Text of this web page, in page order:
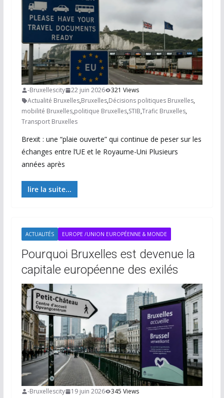
-Bruxellescity 22 juin 2026
321 Views
Actualité Bruxelles,Bruxelles,Décisions politiques Bruxelles,
mobilité Bruxelles,politique Bruxelles,STIB,Trafic Bruxelles,
Transport Bruxelles
Brexit : une “plaie ouverte” qui continue de peser sur les
échanges entre l’UE et le Royaume-Uni Plusieurs
années après
lire la suite...
ACTUALITÉS EUROPE /UNION EUROPÉENNE & MONDE
Pourquoi Bruxelles est devenue la
capitale européenne des exilés
-Bruxellescity 19 juin 2026
345 Views